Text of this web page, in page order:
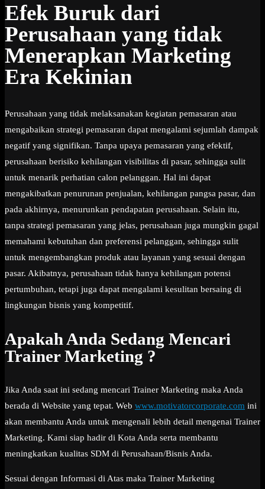
Efek Buruk dari
Perusahaan yang tidak
Menerapkan Marketing
Era Kekinian
Perusahaan yang tidak melaksanakan kegiatan pemasaran atau
mengabaikan strategi pemasaran dapat mengalami sejumlah dampak
negatif yang signifikan. Tanpa upaya pemasaran yang efektif,
perusahaan berisiko kehilangan visibilitas di pasar, sehingga sulit
untuk menarik perhatian calon pelanggan. Hal ini dapat
mengakibatkan penurunan penjualan, kehilangan pangsa pasar, dan
pada akhirnya, menurunkan pendapatan perusahaan. Selain itu,
tanpa strategi pemasaran yang jelas, perusahaan juga mungkin gagal
memahami kebutuhan dan preferensi pelanggan, sehingga sulit
untuk mengembangkan produk atau layanan yang sesuai dengan
pasar. Akibatnya, perusahaan tidak hanya kehilangan potensi
pertumbuhan, tetapi juga dapat mengalami kesulitan bersaing di
lingkungan bisnis yang kompetitif.
Apakah Anda Sedang Mencari
Trainer Marketing ?
Jika Anda saat ini sedang mencari Trainer Marketing maka Anda
berada di Website yang tepat. Web www.motivatorcorporate.com ini
akan membantu Anda untuk mengenali lebih detail mengenai Trainer
Marketing. Kami siap hadir di Kota Anda serta membantu
meningkatkan kualitas SDM di Perusahaan/Bisnis Anda.
Sesuai dengan Informasi di Atas maka Trainer Marketing